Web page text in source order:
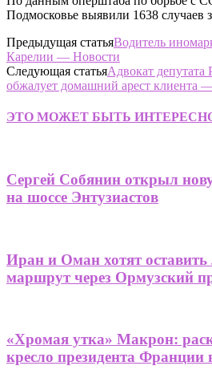
Подмосковье выявили 1638 случаев
Предыдущая статьяВодитель
Карелии — Новости
Следующая статьяАдвокат депутата
обжалует домашний арест клиента
ЭТО МОЖЕТ БЫТЬ
Сергей Собянин открыл
на шоссе Энтузиастов
Иран и Оман хотят
маршрут через Ормузский
«Хромая утка» Макрон:
кресло президента Франции